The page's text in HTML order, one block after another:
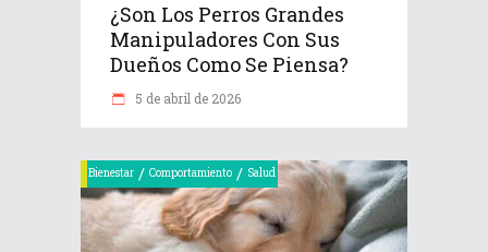
¿Son Los Perros Grandes
Manipuladores Con Sus
Dueños Como Se Piensa?
5 de abril de 2026
Bienestar / Comportamiento / Salud